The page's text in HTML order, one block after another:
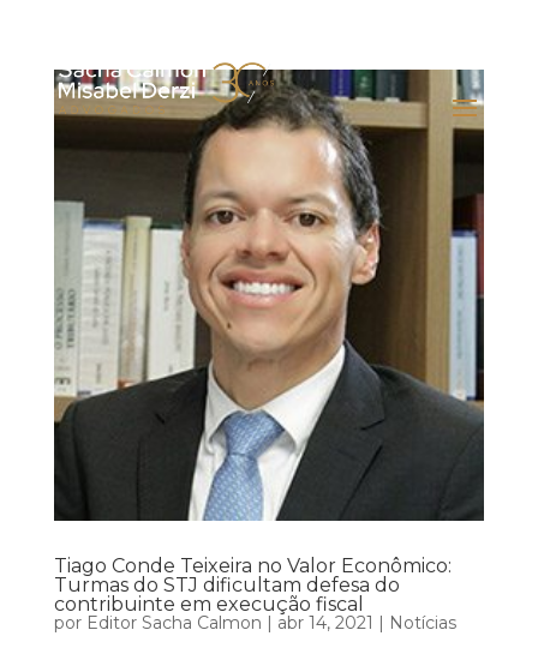
Tiago Conde Teixeira no Valor Econômico:
Turmas do STJ dificultam defesa do
contribuinte em execução fiscal
por Editor Sacha Calmon | abr 14, 2021 | Notícias